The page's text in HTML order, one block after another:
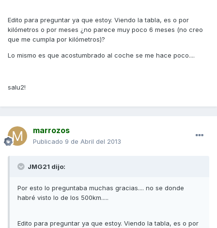
Edito para preguntar ya que estoy. Viendo la tabla, es o por
kilómetros o por meses ¿no parece muy poco 6 meses (no creo
que me cumpla por kilómetros)?
Lo mismo es que acostumbrado al coche se me hace poco....
salu2!
marrozos
Publicado 9 de Abril del 2013
JMG21 dijo:
Por esto lo preguntaba muchas gracias.... no se donde
habré visto lo de los 500km.....
Edito para preguntar ya que estoy. Viendo la tabla, es o por